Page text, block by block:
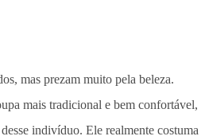
mas prezam muito pela beleza.
mais tradicional e bem confortável,
indivíduo. Ele realmente costuma